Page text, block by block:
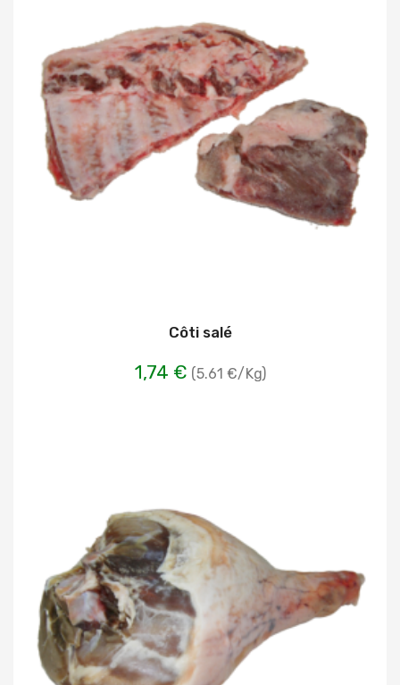
Côti salé
1,74 € (5.61 €/Kg)